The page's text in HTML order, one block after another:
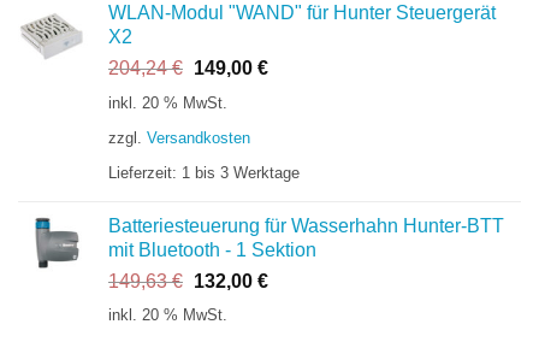
WLAN-Modul "WAND" für Hunter Steuergerät
X2
204,24€ Ursprünglicher
Preis
204,24 €
149,00 €Aktueller
inkl. 20 % MwSt.
zzgl. Versandkosten
Lieferzeit: 1 bis 3 Werktage
Batteriesteuerung für Wasserhahn Hunter-BTT
mit Bluetooth - 1 Sektion
149,63€ Ursprünglicher
Preis
132,00 €Aktueller
inkl. 20 % MwSt.